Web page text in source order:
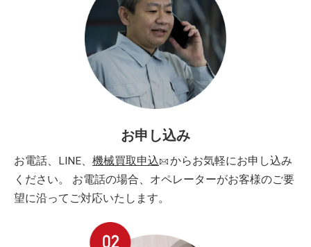
お申し込み
お電話、LINE、 機械買取申込
からお気軽にお申し込み
ください。 お電話の場合、オペレーターがお客様のご要
望に沿ってご対応いたします。